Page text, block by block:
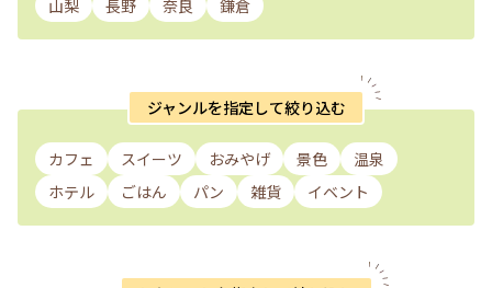
山梨 長野 奈良 鎌倉
ジャンルを指定して絞り込む
カフェ スイーツ おみやげ 景色
温泉
ホテル
ごはん パン 雑貨 イベント